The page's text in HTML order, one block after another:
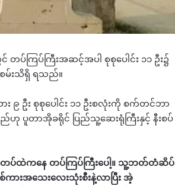
ကြပ်ကြီးအဆင့်အပါ စုစုပေါင်း ၁၁ ဦး၌
စမ်းသိရှိ ရသည်။
၉ ဦး စုစုပေါင်း ၁၁ ဦးစလုံးကို စက်တင်ဘာ
ဟု ပူတာအိုခရိုင် ပြည်သူ့ဆေးရုံကြီးနှင့် နီးစပ်
ပ်ထဲကနေ တပ်ကြပ်ကြီးပေါ့။ သူ့ဘတ်တံဆိပ်
ကားအသေးလေးသုံးစီးနဲ့လာပြီး အဲ့